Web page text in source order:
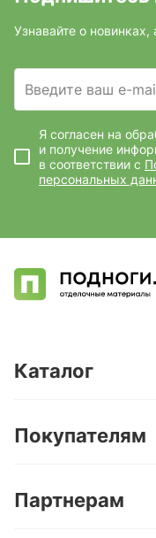
Узнавайте о
Введите ваш e-
Я согласен на
и получение
в соответствии с
персональных
Каталог
Кварц-винил и LVT-
Ламинат
Покупателям
Условия доставки
Партнерам